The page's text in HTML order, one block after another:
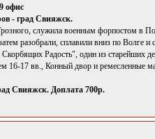
офис
- град Свияжск.
служила военным форпостом в
разобрали, сплавили вниз по
Радость", один из
17 вв., Конный двор и ремесленные
Свияжск. Доплата 700р.